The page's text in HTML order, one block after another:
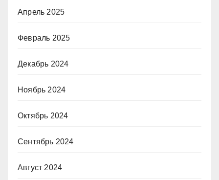
Апрель 2025
Февраль 2025
Декабрь 2024
Ноябрь 2024
Октябрь 2024
Сентябрь 2024
Август 2024